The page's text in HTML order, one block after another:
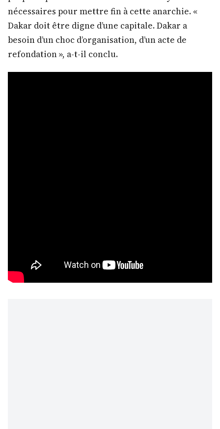
nécessaires pour mettre fin à cette anarchie. «
Dakar doit être digne d’une capitale. Dakar a
besoin d’un choc d’organisation, d’un acte de
refondation », a-t-il conclu.